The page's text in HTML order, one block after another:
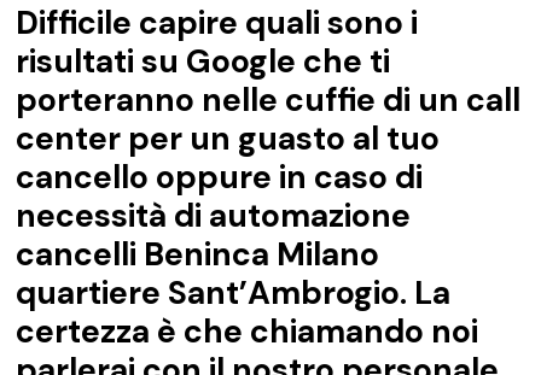
Difficile capire quali sono i
risultati su Google che ti
porteranno nelle cuffie di un call
center per un guasto al tuo
cancello oppure in caso di
necessità di automazione
cancelli Beninca Milano
quartiere Sant’Ambrogio. La
certezza è che chiamando noi